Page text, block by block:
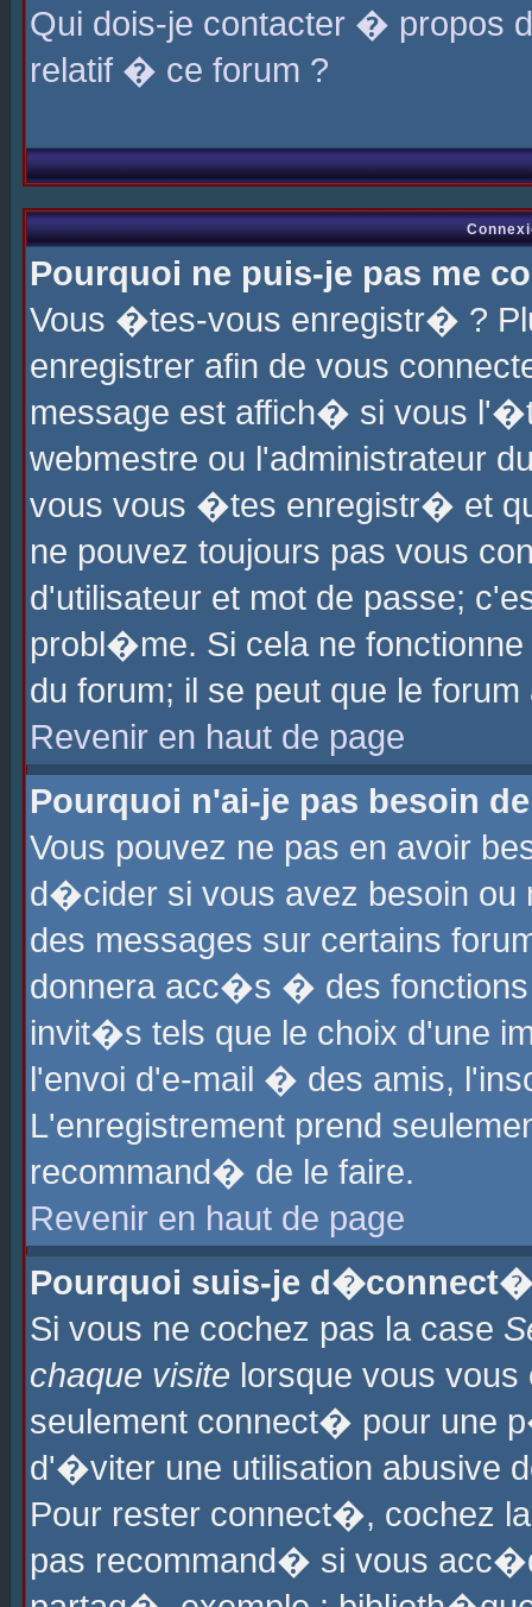
Qui dois-je contacter � propos
relatif � ce forum ?
Pourquoi ne puis-je pas me
Vous �tes-vous enregistr� ?
enregistrer afin de vous
message est affich� si vous
webmestre ou l'administrateur
vous vous �tes enregistr� et
ne pouvez toujours pas vous
d'utilisateur et mot de passe;
probl�me. Si cela ne
du forum; il se peut que le
Revenir en haut de page
Pourquoi n'ai-je pas besoin
Vous pouvez ne pas en avoir
d�cider si vous avez besoin ou
des messages sur certains
donnera acc�s � des fonctions
invit�s tels que le choix d'une
l'envoi d'e-mail � des amis,
L'enregistrement prend
recommand� de le faire.
Revenir en haut de page
Pourquoi suis-je
Si vous ne cochez pas la case
chaque visite lorsque vous
seulement connect� pour une
d'�viter une utilisation abusive
Pour rester connect�, cochez
pas recommand� si vous